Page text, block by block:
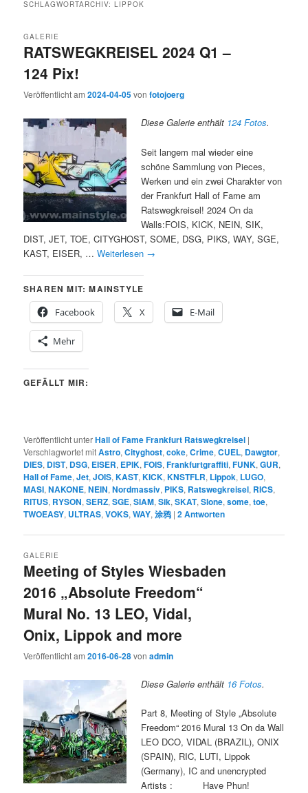
SCHLAGWORTARCHIV:LIPPOK
RATSWEGKREISEL 2024 Q1 –
124 Pix!
GALERIE
Veröffentlicht am2024-04-05vonfotojoerg
Diese Galerie enthält 124 Fotos.
Seit langem mal wieder eine
schöne Sammlung von Pieces,
Werken und ein zwei Charakter von
der Frankfurt Hall of Fame am
Ratswegkreisel! 2024 On da
Walls:FOIS, KICK, NEIN, SIK,
DIST, JET, TOE, CITYGHOST, SOME, DSG, PIKS, WAY, SGE,
KAST, EISER, …Weiterlesen →
SHAREN MIT: MAINSTYLE
Facebook
X E-Mail
Mehr
GEFÄLLT MIR:
Veröffentlicht unterHall of Fame Frankfurt Ratswegkreisel |
Verschlagwortet mitAstro,Cityghost,coke,Crime,CUEL, Dawgtor,
DIES, DIST, DSG, EISER, EPIK,FOIS,Frankfurtgraffiti,FUNK,GUR,
Hall of Fame,Jet,JOIS,KAST,KICK,KNSTFLR, Lippok, LUGO,
MASI,NAKONE,NEIN,Nordmassiv, PIKS, Ratswegkreisel, RICS,
RITUS, RYSON,SERZ,SGE,SIAM,Sik,SKAT,Slone,some,toe,
TWOEASY, ULTRAS,VOKS,WAY,涂鸦 |2Antworten
Meeting of Styles Wiesbaden
2016 „Absolute Freedom“
Mural No. 13 LEO, Vidal,
Onix, Lippok and more
GALERIE
Veröffentlicht am2016-06-28vonadmin
Diese Galerie enthält 16 Fotos.
Part 8, Meeting of Style „Absolute
Freedom“ 2016 Mural 13 On da Wall
LEO DCO, VIDAL (BRAZIL), ONIX
(SPAIN), RIC, LUTI, Lippok
(Germany), IC and unencrypted
Artists : Have Phun!